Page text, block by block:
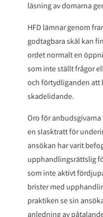
läsning av domarna
HFD lämnar genom
godtagbara skäl kan
ordet normalt en
som inte ställt frågor
och förtydliganden att
skadelidande.
Oro för
en slasktratt för
ansökan har varit
upphandlingsrättslig
som inte aktivt
brister med
praktiken se sin